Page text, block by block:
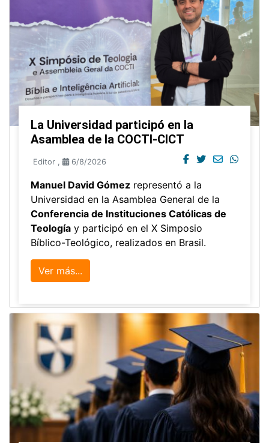
La Universidad participó en la
Asamblea de la COCTI-CICT
Editor , 6/8/2026
Manuel David Gómez representó a la
Universidad en la Asamblea General de la
Conferencia de Instituciones Católicas de
Teología y participó en el X Simposio
Bíblico-Teológico, realizados en Brasil.
Ver más...